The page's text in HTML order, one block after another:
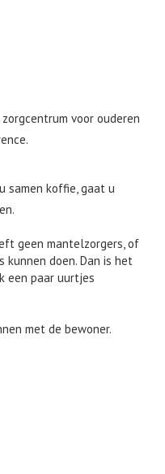
voor ouderen
samen koffie, gaat u
geen mantelzorgers, of
doen. Dan is het
een paar uurtjes
met de bewoner.